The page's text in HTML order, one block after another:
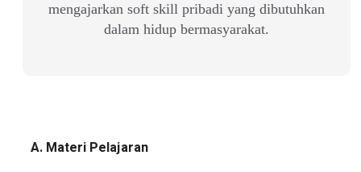
mengajarkan soft skill pribadi yang dibutuhkan
dalam hidup bermasyarakat.
A. Materi Pelajaran